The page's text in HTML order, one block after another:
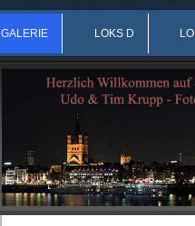
GALERIE LOKS D